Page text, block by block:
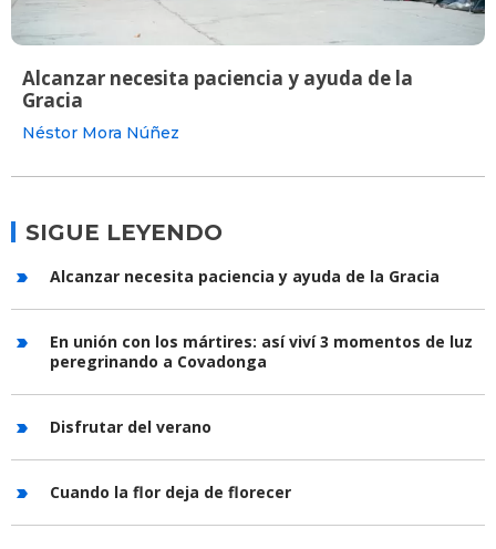
Alcanzar necesita paciencia y ayuda de la
Gracia
Néstor Mora Núñez
SIGUE LEYENDO
Alcanzar necesita paciencia y ayuda de la Gracia
En unión con los mártires: así viví 3 momentos de luz
peregrinando a Covadonga
Disfrutar del verano
Cuando la flor deja de florecer